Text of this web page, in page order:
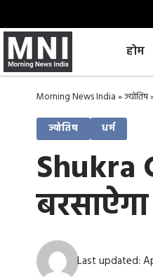
होम
Morning News India»ज्योतिष
ज्योतिष धर्म
Shukra
Last updated: